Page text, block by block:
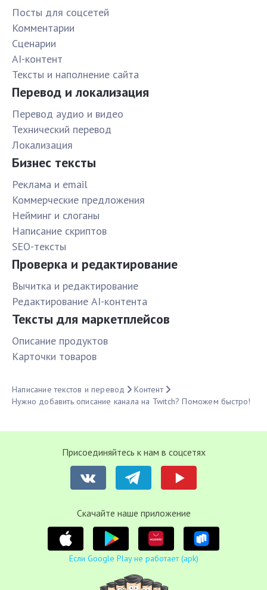
Посты для соцсетей
Комментарии
Сценарии
AI-контент
Тексты и наполнение сайта
Перевод и локализация
Перевод аудио и видео
Технический перевод
Локализация
Бизнес тексты
Реклама и email
Коммерческие предложения
Нейминг и слоганы
Написание скриптов
SEO-тексты
Проверка и редактирование
Вычитка и редактирование
Редактирование AI-контента
Тексты для маркетплейсов
Описание продуктов
Карточки товаров
Написание текстов и перевод
Контент
Нужно добавить описание канала на Twitch? Поможем быстро!
Присоединяйтесь к нам в соцсетях
Cкачайте наше приложение
Если Google Play не работает (apk)